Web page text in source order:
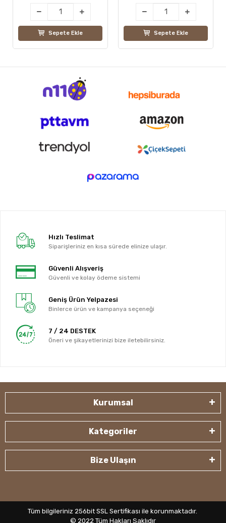
Sepete Ekle Sepete Ekle
Hızlı Teslimat
Siparişleriniz en kısa sürede elinize ulaşır.
Güvenli Alışveriş
Güvenli ve kolay ödeme sistemi
Geniş Ürün Yelpazesi
Binlerce ürün ve kampanya seçeneği
7 / 24 DESTEK
Öneri ve şikayetlerinizi bize iletebilirsiniz.
Kurumsal
Kategoriler
Bize Ulaşın
Tüm bilgileriniz 256bit SSL Sertifikası ile korunmaktadır.
© 2022 Tüm Hakları Saklıdır